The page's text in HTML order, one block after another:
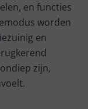
en functies
worden
en
zijn,